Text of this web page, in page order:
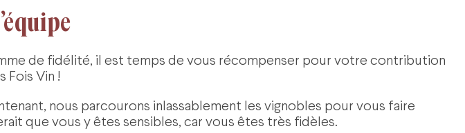
de fidélité, il est temps de vous récompenser pour votre contribution
Fois Vin !
nous parcourons inlassablement les vignobles pour vous faire
que vous y êtes sensibles, car vous êtes très fidèles.